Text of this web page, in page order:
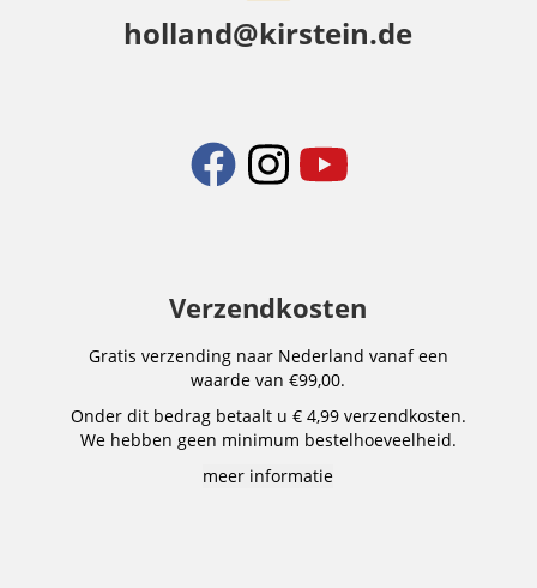
holland@kirstein.de
Verzendkosten
Gratis verzending naar Nederland vanaf een
waarde van €99,00.
Onder dit bedrag betaalt u € 4,99 verzendkosten.
We hebben geen minimum bestelhoeveelheid.
meer informatie